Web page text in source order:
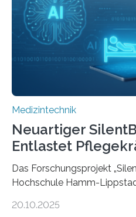
Medizintechnik
Neuartiger
Entlastet
Das Forschungsprojekt
Hochschule Hamm-
auf Personen ab, die
20.10.2025